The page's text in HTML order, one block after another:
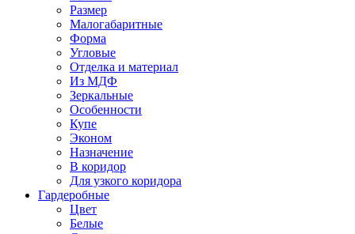
Размер
Малогабаритные
Форма
Угловые
Отделка и материал
Из МДФ
Зеркальные
Особенности
Купе
Эконом
Назначение
В коридор
Для узкого коридора
Гардеробные
Цвет
Белые